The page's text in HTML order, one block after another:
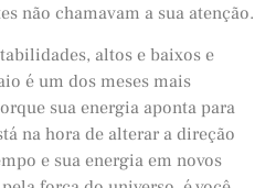
não chamavam a sua atenção.
altos e baixos e
é um dos meses mais
sua energia aponta para
na hora de alterar a direção
e sua energia em novos